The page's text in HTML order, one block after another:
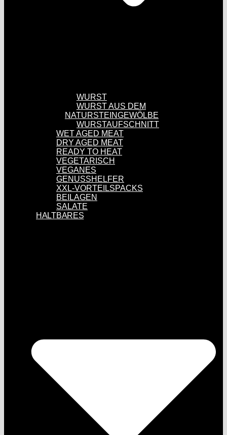
WURST
WURST AUS DEM
NATURSTEINGEWÖLBE
WURSTAUFSCHNITT
WET AGED MEAT
DRY AGED MEAT
READY TO HEAT
VEGETARISCH
VEGANES
GENUSSHELFER
XXL-VORTEILSPACKS
BEILAGEN
SALATE
HALTBARES